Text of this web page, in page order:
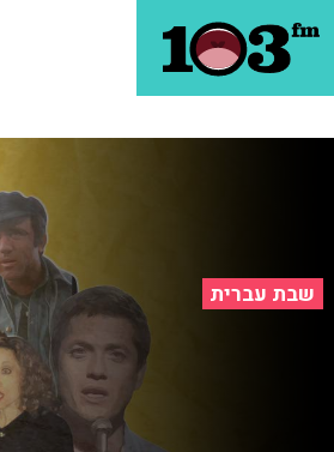
שבת עברית